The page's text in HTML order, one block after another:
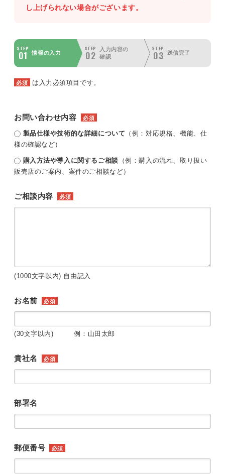
し上げられない場合がございます。
STEP
01 情報の入力
STEP
02
入力内容の
確認
STEP
03 送信完了
必須 は入力必須項目です。
お問い合わせ内容 必須
製品仕様や技術的な詳細について （例：対応規格、機能、仕
様の確認など）
購入方法や導入に関するご相談 （例：購入の流れ、取り扱い
販売店のご案内、案件のご相談など）
ご相談内容 必須
(1000文字以内) 自由記入
お名前 必須
(30文字以内) 例：山田太郎
貴社名 必須
部署名
郵便番号 必須